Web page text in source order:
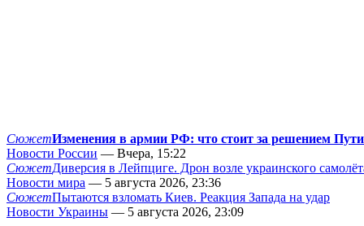
СюжетИзменения в армии РФ: что стоит за решением
Новости России — Вчера, 15:22
СюжетДиверсия в Лейпциге. Дрон возле украинского
Новости мира — 5 августа 2026, 23:36
СюжетПытаются взломать Киев. Реакция Запада на удар
Новости Украины — 5 августа 2026, 23:09